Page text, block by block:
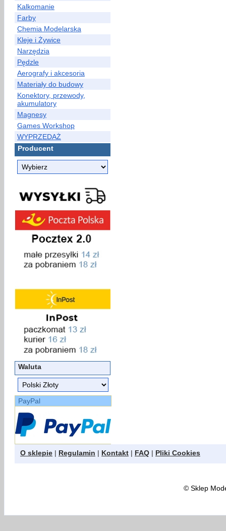
Kalkomanie
Farby
Chemia Modelarska
Kleje i Żywice
Narzędzia
Pędzle
Aerografy i akcesoria
Materiały do budowy
Konektory, przewody,
akumulatory
Magnesy
Games Workshop
WYPRZEDAŻ
Producent
Waluta
PayPal
O sklepie | Regulamin | Kontakt | FAQ | Pliki Cookies
©Sklep